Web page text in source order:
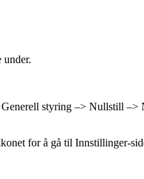
under.
Generell styring –> Nullstill –>
for å gå til Innstillinger-